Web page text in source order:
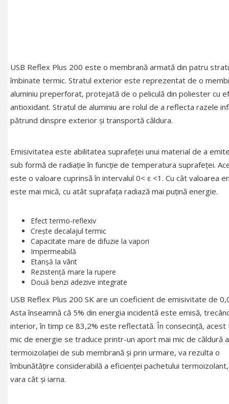
USB Reflex Plus 200 este o membrană armată din patru
îmbinate termic. Stratul exterior este reprezentat de o
aluminiu preperforat, protejată de o peliculă din poliester cu
antioxidant. Stratul de aluminiu are rolul de a reflecta razele
pătrund dinspre exterior și transportă căldura.
Emisivitatea este abilitatea suprafeței unui material de a
sub formă de radiație în funcție de temperatura suprafeței.
este o valoare cuprinsă în intervalul 0< ε <1. Cu cât valoarea
este mai mică, cu atât suprafața radiază mai puțină energie.
Efect termo-reflexiv
Crește decalajul termic
Capacitate mare de difuzie la vapori
Impermeabilă
Etanșă la vânt
Rezistență mare la rupere
Două benzi adezive integrate
USB Reflex Plus 200 SK are un coeficient de emisivitate de
Asta înseamnă că 5% din energia incidentă este emisă,
interior, în timp ce 83,2% este reflectată. În consecință,
mic de energie se traduce printr-un aport mai mic de căldură
termoizolației de sub membrană și prin urmare, va rezulta o
îmbunătățire considerabilă a eficienței pachetului
vara cât și iarna.